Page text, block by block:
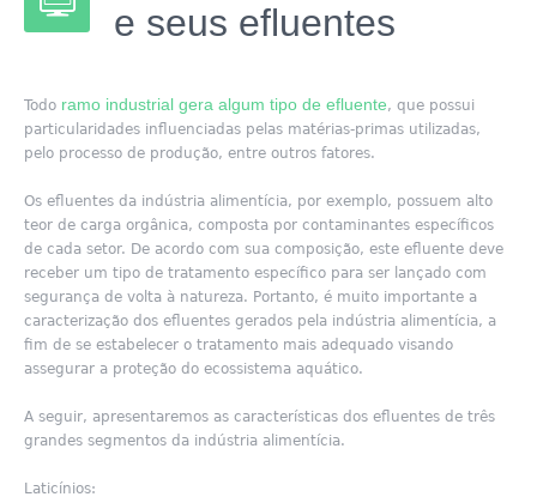
e seus efluentes
Todo ramo industrial gera algum tipo de efluente, que possui
particularidades influenciadas pelas matérias-primas utilizadas,
pelo processo de produção, entre outros fatores.
Os efluentes da indústria alimentícia, por exemplo, possuem alto
teor de carga orgânica, composta por contaminantes específicos
de cada setor. De acordo com sua composição, este efluente deve
receber um tipo de tratamento específico para ser lançado com
segurança de volta à natureza. Portanto, é muito importante a
caracterização dos efluentes gerados pela indústria alimentícia, a
fim de se estabelecer o tratamento mais adequado visando
assegurar a proteção do ecossistema aquático.
A seguir, apresentaremos as características dos efluentes de três
grandes segmentos da indústria alimentícia.
Laticínios: